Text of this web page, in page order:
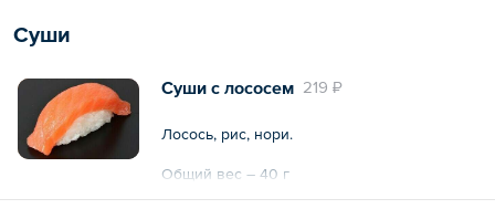
Суши
219 ₽
Суши с лососем
Лосось, рис, нори.
Общий вес – 40 г